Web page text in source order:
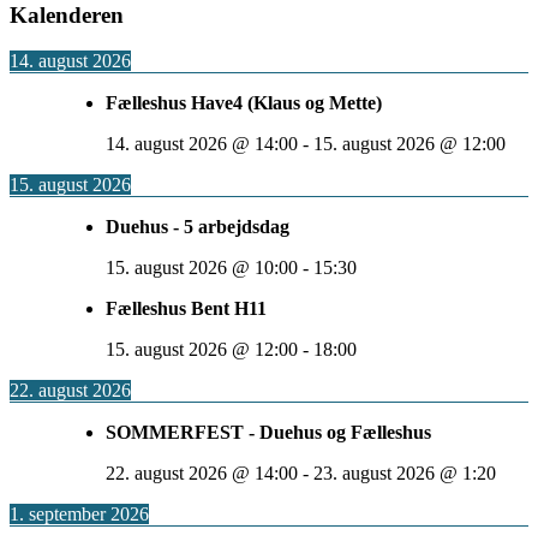
Kalenderen
14. august 2026
Fælleshus Have4 (Klaus og Mette)
14. august 2026 @ 14:00 - 15. august 2026 @ 12:00
15. august 2026
Duehus - 5 arbejdsdag
15. august 2026 @ 10:00 - 15:30
Fælleshus Bent H11
15. august 2026 @ 12:00 - 18:00
22. august 2026
SOMMERFEST - Duehus og Fælleshus
22. august 2026 @ 14:00 - 23. august 2026 @ 1:20
1. september 2026